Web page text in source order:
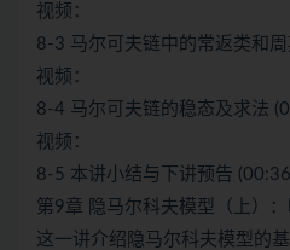
视频：
8-3 马尔可夫链中的常返类和
视频：
8-4 马尔可夫链的稳态及求法
视频：
8-5 本讲小结与下讲预告
第9章 隐马尔科夫模型（上）
这一讲介绍隐马尔科夫模型的